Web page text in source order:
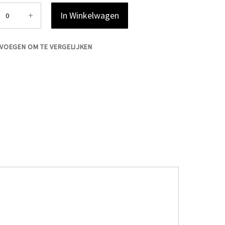
+ In Winkelwagen
OM TE VERGELIJKEN